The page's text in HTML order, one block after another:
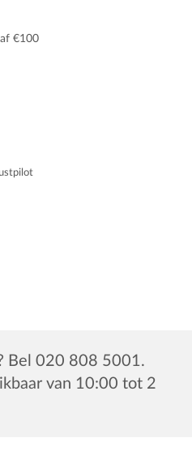
€100
Bel 020 808 5001.
van 10:00 tot 2